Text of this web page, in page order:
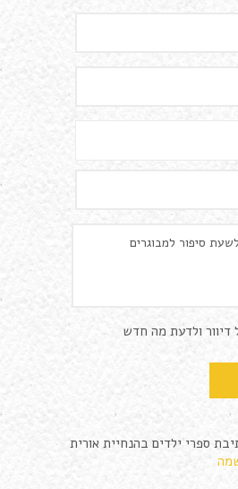
ולדעת מה חדש
ספרי ילדים בהנחיית אורית